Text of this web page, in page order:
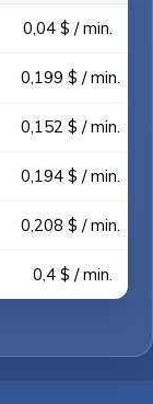
0,04 $ / min.
0,199 $ / min.
0,152 $ / min.
0,194 $ / min.
0,208 $ / min.
0,4 $ / min.